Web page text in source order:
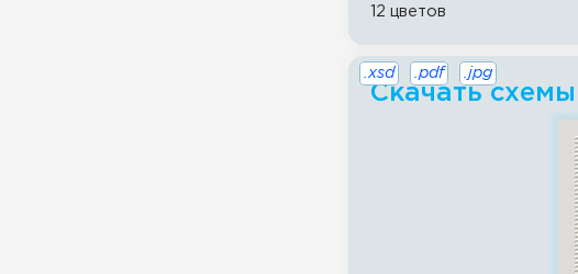
12 цветов
Скачать
.xsd .pdf .jpg